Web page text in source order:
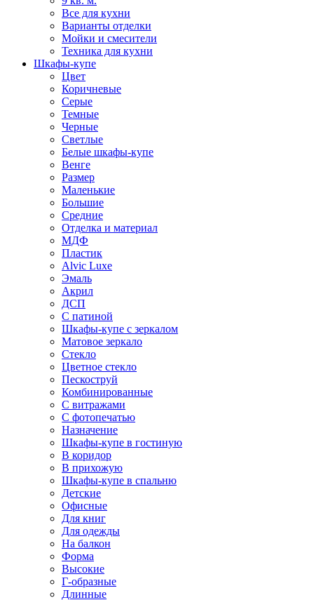
Все для кухни
Варианты отделки
Мойки и смесители
Техника для кухни
Шкафы-купе
Цвет
Коричневые
Серые
Темные
Черные
Светлые
Белые шкафы-купе
Венге
Размер
Маленькие
Большие
Средние
Отделка и материал
МДФ
Пластик
Alvic Luxe
Эмаль
Акрил
ДСП
С патиной
Шкафы-купе с зеркалом
Матовое зеркало
Стекло
Цветное стекло
Пескоструй
Комбинированные
С витражами
С фотопечатью
Назначение
Шкафы-купе в гостиную
В коридор
В прихожую
Шкафы-купе в спальню
Детские
Офисные
Для книг
Для одежды
На балкон
Форма
Высокие
Г-образные
Длинные